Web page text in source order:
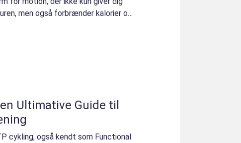
men også forbrænder kalorier og
Ultimative Guide til
cykling, også kendt som Functional